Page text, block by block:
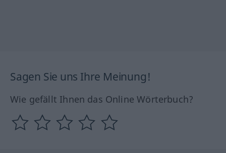
Sagen Sie uns Ihre Meinung!
Wie gefällt Ihnen das Online Wörterbuch?